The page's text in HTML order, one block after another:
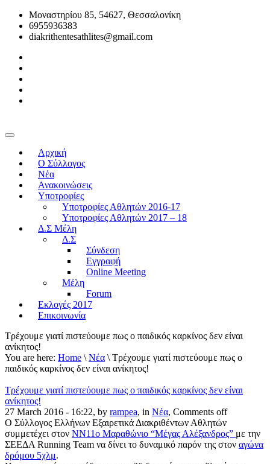
Μοναστηρίου 85, 54627, Θεσσαλονίκη
6955936383
diakrithentesathlites@gmail.com
Αρχική
O Σύλλογος
Νέα
Ανακοινώσεις
Υποτροφίες
Υποτροφίες Αθλητών 2016-17
Υποτροφίες Αθλητών 2017 – 18
Δ.Σ Μέλη
Δ.Σ
Σύνδεση
Εγγραφή
Online Meeting
Μέλη
Forum
Εκλογές 2017
Επικοινωνία
Τρέχουμε γιατί πιστεύουμε πως ο παιδικός καρκίνος δεν είναι
ανίκητος!
You are here: Home \ Νέα \ Τρέχουμε γιατί πιστεύουμε πως ο
παιδικός καρκίνος δεν είναι ανίκητος!
Τρέχουμε γιατί πιστεύουμε πως ο παιδικός καρκίνος δεν είναι
ανίκητος!
27 March 2016 - 16:22, by rampea, in Νέα, Comments off
O Σύλλογος Ελλήνων Εξαιρετικά Διακριθέντων Αθλητών
συμμετέχει στον ΝΝ11ο Μαραθώνιο “Μέγας Αλέξανδρος” με την
ΣΕΕΔΑ Running Team να δίνει το δυναμικό παρόν της στον αγώνα
δρόμου 5χλμ.